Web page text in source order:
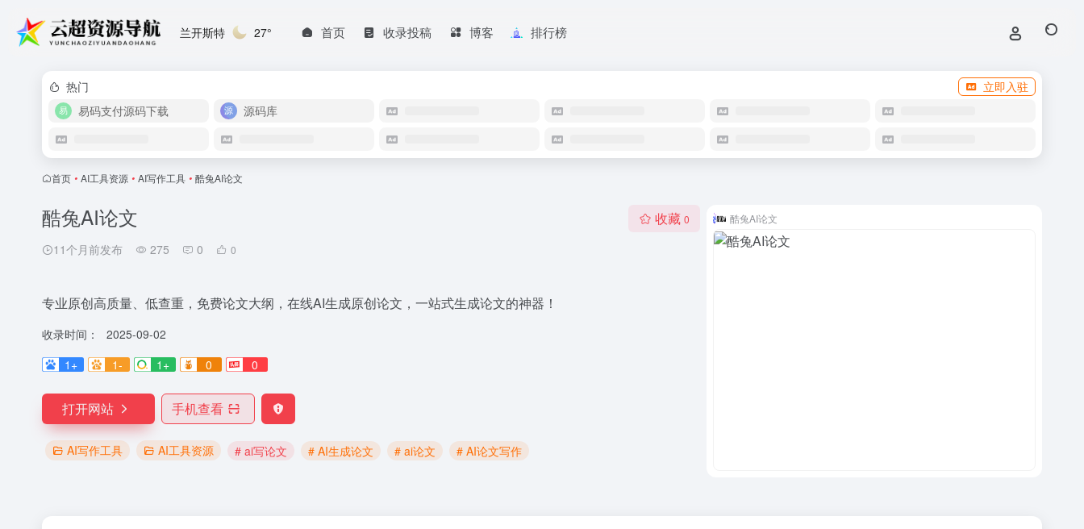
兰开斯特 27° 首页 收录投稿 博客 排行榜
热门
立即入驻
易码支付源码下载
源码库
首页 • AI工具资源 • AI写作工具 • 酷兔AI论文
酷兔AI论文
11个月前发布 275 0 0
收藏 0
专业原创高质量、低查重，免费论文大纲，在线AI生成原创论文，一站式生成论文的神器！
收录时间：
2025-09-02
1+
1- 1+ 0 0
打开网站 手机查看
AI写作工具 AI工具资源 # ai写论文 # AI生成论文 # ai论文 # AI论文写作
酷兔AI论文